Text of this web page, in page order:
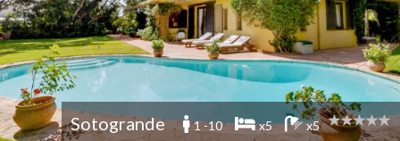
Sotogrande 1 -10 x5 x5